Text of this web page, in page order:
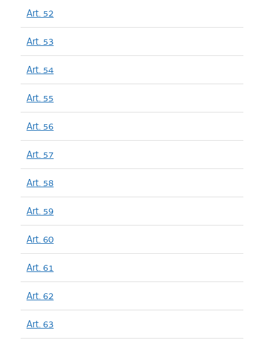
Art. 52
Art. 53
Art. 54
Art. 55
Art. 56
Art. 57
Art. 58
Art. 59
Art. 60
Art. 61
Art. 62
Art. 63